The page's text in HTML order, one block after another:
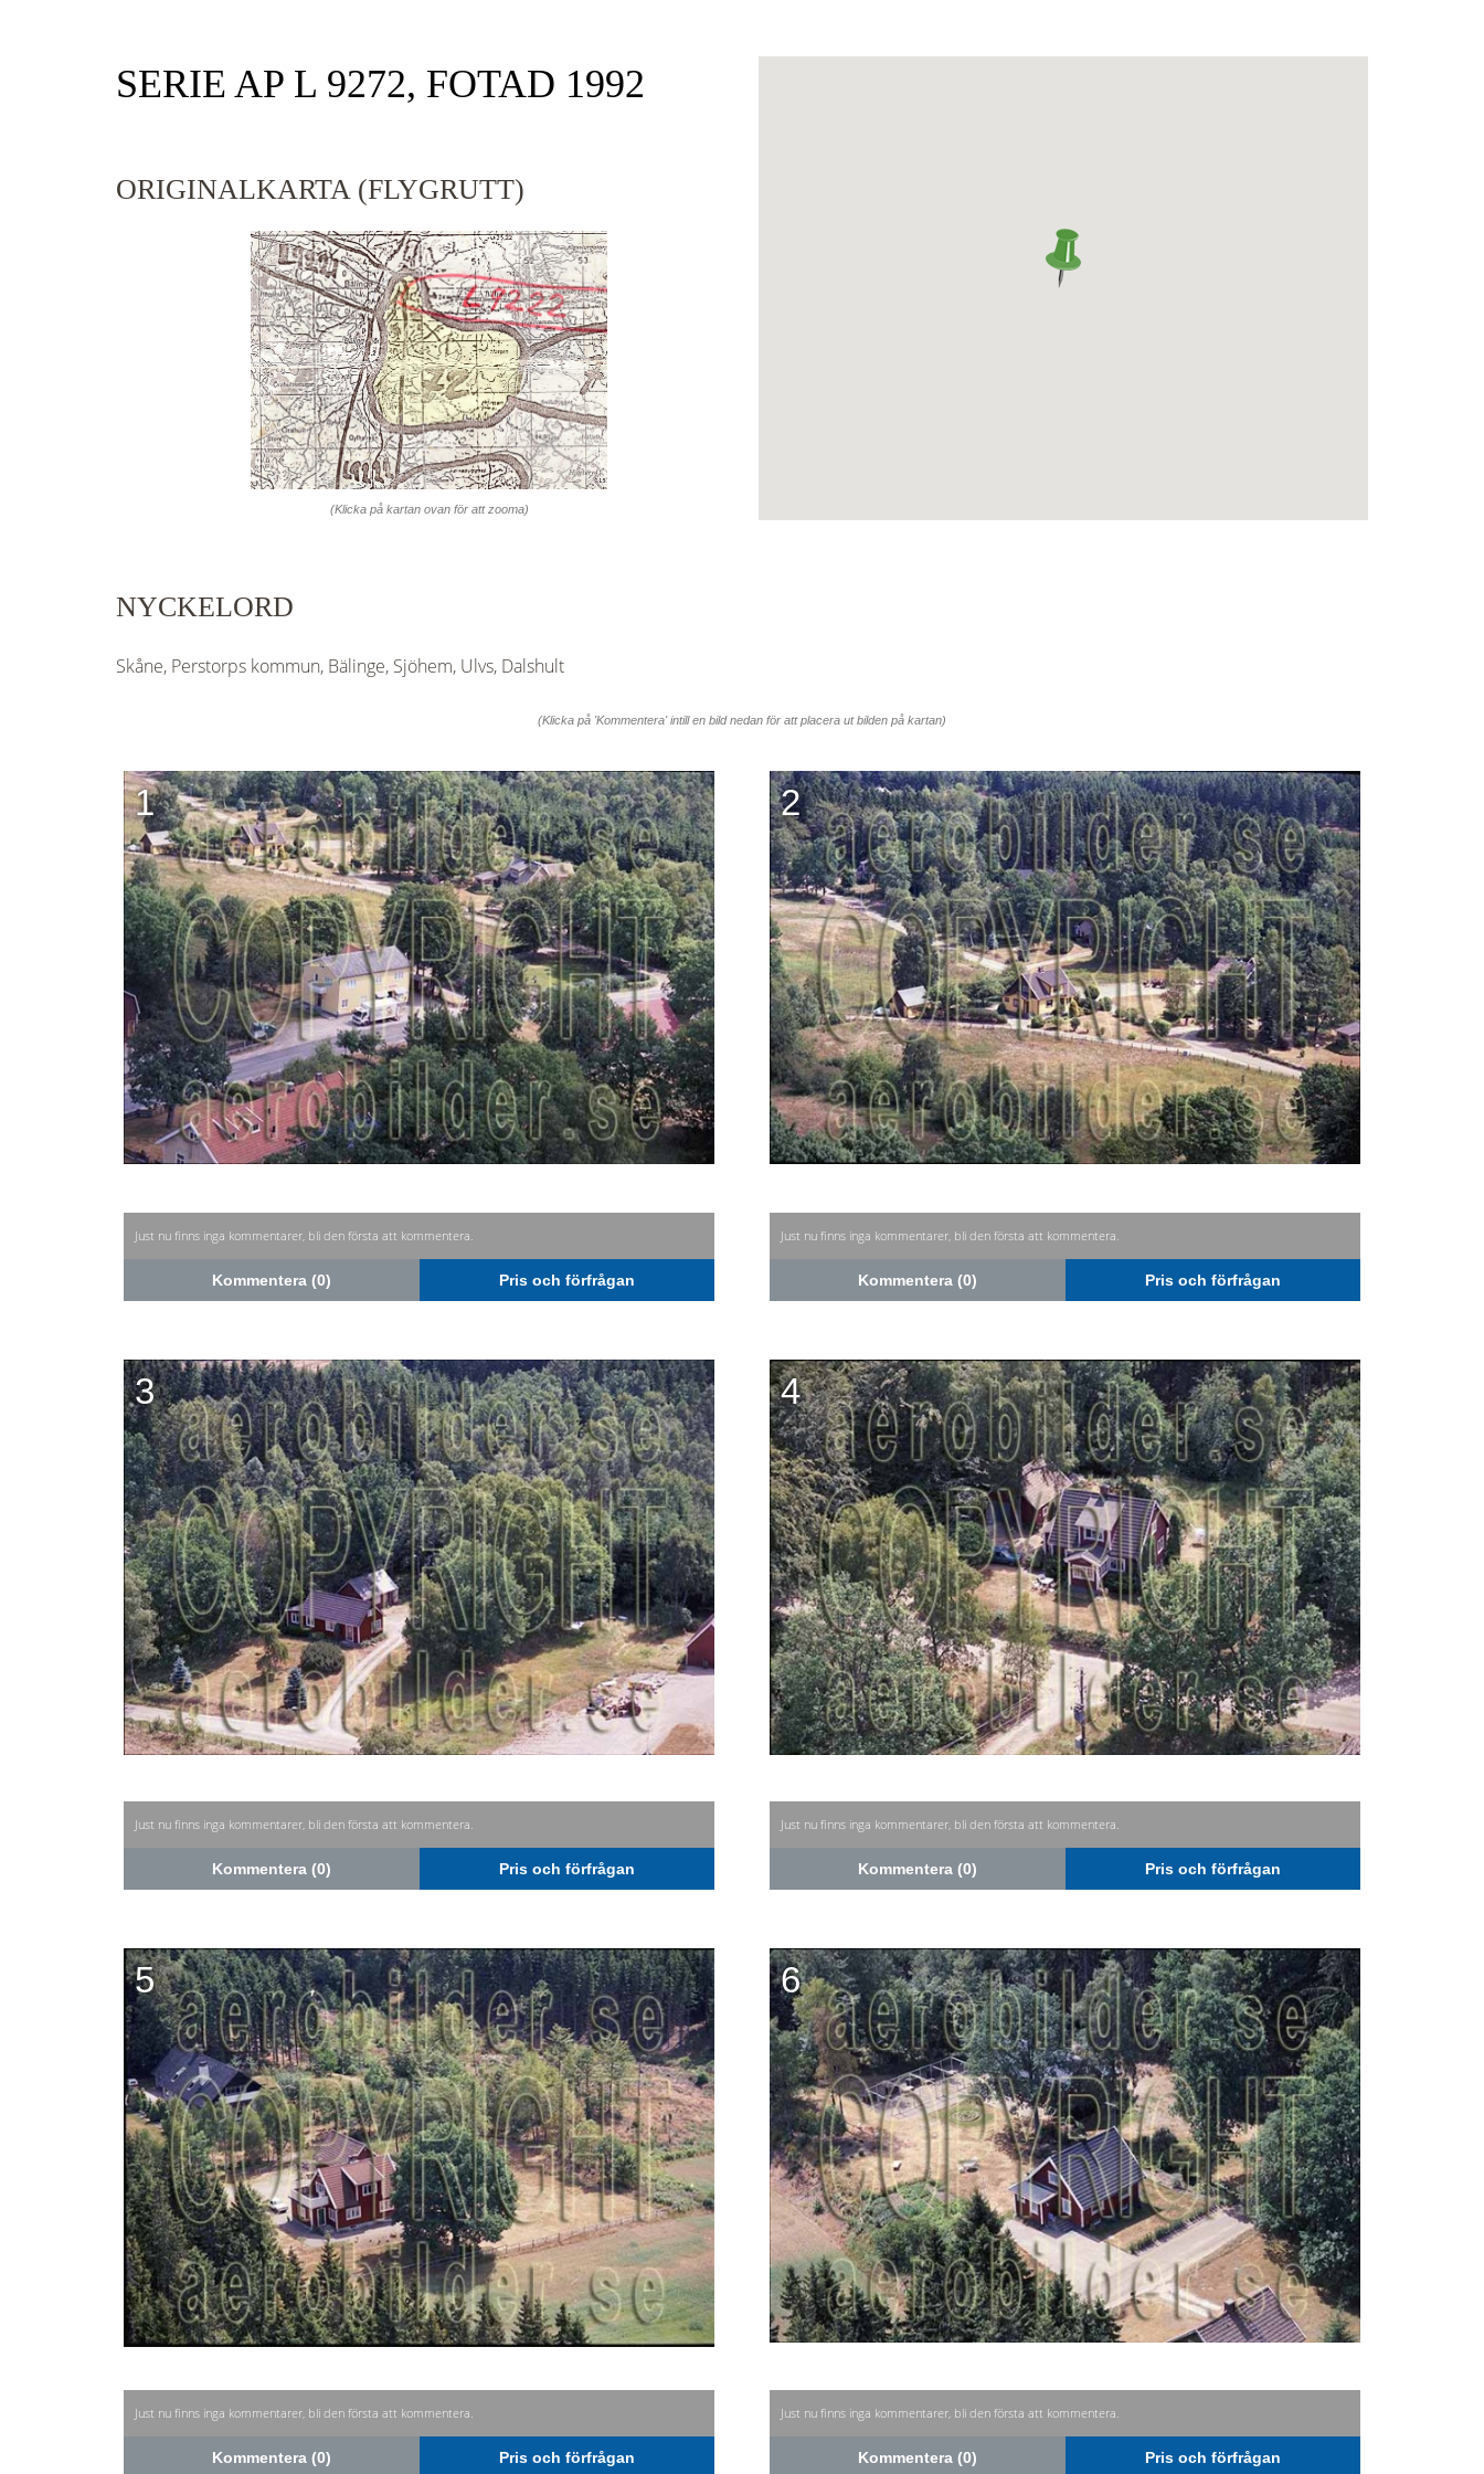
SERIE AP L 9272, FOTAD 1992
ORIGINALKARTA (FLYGRUTT)
(Klicka på kartan ovan för att zooma)
NYCKELORD
Skåne, Perstorps kommun, Bälinge, Sjöhem, Ulvs, Dalshult
(Klicka på 'Kommentera' intill en bild nedan för att placera ut bilden på kartan)
1
Just nu finns inga kommentarer, bli den första att kommentera.
Kommentera (0) Pris och förfrågan
2
Just nu finns inga kommentarer, bli den första att kommentera.
Kommentera (0) Pris och förfrågan
3
Just nu finns inga kommentarer, bli den första att kommentera.
Kommentera (0) Pris och förfrågan
4
Just nu finns inga kommentarer, bli den första att kommentera.
Kommentera (0) Pris och förfrågan
5
Just nu finns inga kommentarer, bli den första att kommentera.
Kommentera (0) Pris och förfrågan
6
Just nu finns inga kommentarer, bli den första att kommentera.
Kommentera (0) Pris och förfrågan